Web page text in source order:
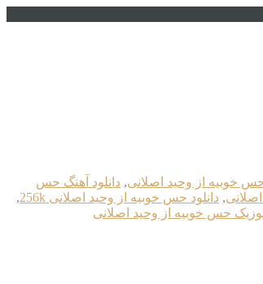
حس خوبیه از وحید اصلانی, دانلود آهنگ حس
, دانلود حس خوبیه از وحید اصلانی 256k
,
موزیک حس خوبیه از وحید اصلانی